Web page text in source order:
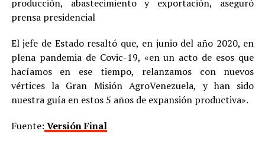
producción, abastecimiento y exportación, aseguró
prensa presidencial
El jefe de Estado resaltó que, en junio del año 2020, en
plena pandemia de Covic-19, «en un acto de esos que
hacíamos en ese tiempo, relanzamos con nuevos
vértices la Gran Misión AgroVenezuela, y han sido
nuestra guía en estos 5 años de expansión productiva».
Fuente: Versión Final